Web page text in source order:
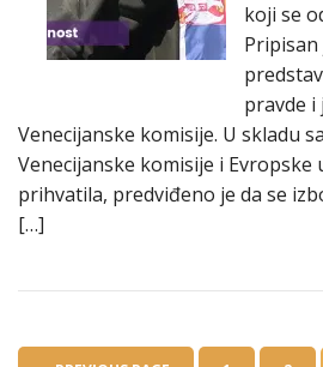
koji se
pravde i
Venecijanske komisije. U skladu
Venecijanske komisije i Evropske
prihvatila, predviđeno je da se
[…]